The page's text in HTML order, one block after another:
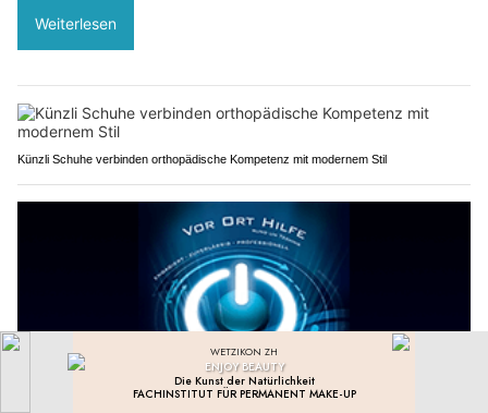
Weiterlesen
Künzli Schuhe verbinden orthopädische Kompetenz mit modernem Stil
Vor Ort Hilfe EDV-Support für Service, Support und Notruftechnik